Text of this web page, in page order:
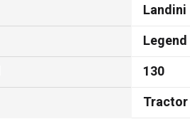
Landini
Legend
130
Tractor